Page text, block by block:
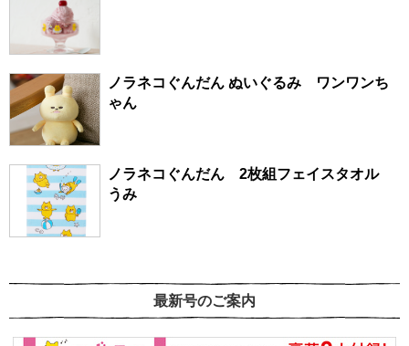
ノラネコぐんだん ぬいぐるみ ワンワンち
ゃん
ノラネコぐんだん 2枚組フェイスタオル
うみ
最新号のご案内